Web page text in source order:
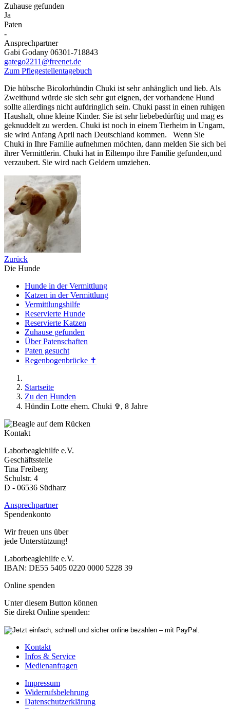
Zuhause gefunden
Ja
Paten
-
Ansprechpartner
Gabi Godany 06301-718843
gatego2211@freenet.de
Zum Pflegestellentagebuch
Die hübsche Bicolorhündin Chuki ist sehr anhänglich und lieb. Als
Zweithund würde sie sich sehr gut eignen, der vorhandene Hund
sollte allerdings nicht aufdringlich sein. Chuki passt in einen ruhigen
Haushalt, ohne kleine Kinder. Sie ist sehr liebebedürftig und mag es
geknuddelt zu werden. Chuki ist noch in einem Tierheim in Ungarn,
sie wird Anfang April nach Deutschland kommen. Wenn Sie
Chuki in Ihre Familie aufnehmen möchten, dann melden Sie sich bei
ihrer Vermittlerin. Chuki hat in Eiltempo ihre Familie gefunden,und
verzaubert. Sie wird nach Geldern umziehen.
Zurück
Die Hunde
Hunde in der Vermittlung
Katzen in der Vermittlung
Vermittlungshilfe
Reservierte Hunde
Reservierte Katzen
Zuhause gefunden
Über Patenschaften
Paten gesucht
Regenbogenbrücke ✝
Startseite
Zu den Hunden
Hündin Lotte ehem. Chuki ✞, 8 Jahre
Kontakt
Laborbeaglehilfe e.V.
Geschäftsstelle
Tina Freiberg
Schulstr. 4
D - 06536 Südharz
Ansprechpartner
Spendenkonto
Wir freuen uns über
jede Unterstützung!
Laborbeaglehilfe e.V.
IBAN: DE55 5405 0220 0000 5228 39
Online spenden
Unter diesem Button können
Sie direkt Online spenden:
Kontakt
Infos & Service
Medienanfragen
Impressum
Widerrufsbelehrung
Datenschutzerklärung